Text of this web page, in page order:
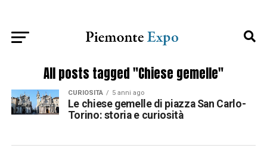
All posts tagged "Chiese gemelle"
CURIOSITÀ 5 anni ago
Le chiese gemelle di piazza San Carlo-
Torino: storia e curiosità